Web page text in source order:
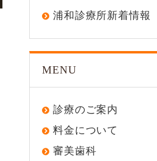
浦和診療所新着情報
MENU
診療のご案内
料金について
審美歯科